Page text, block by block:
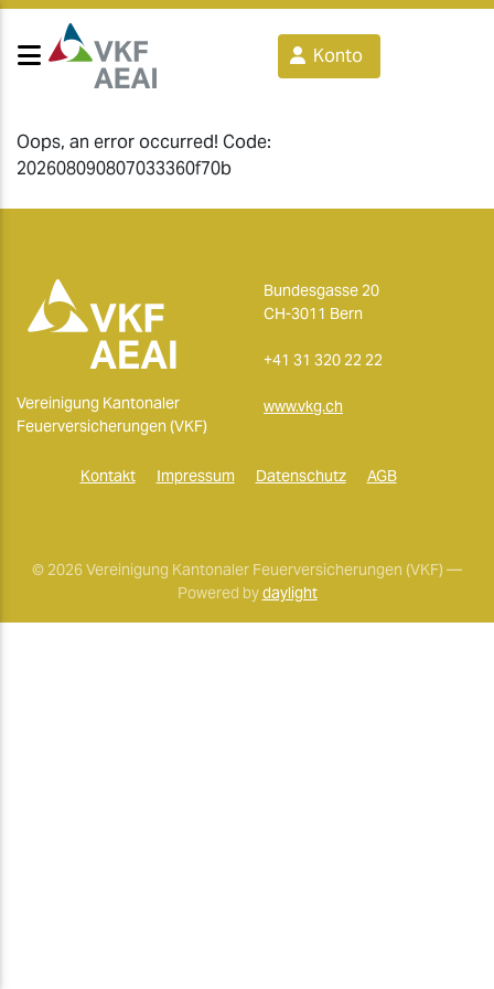
Konto
Oops, an error occurred! Code:
202608090807033360f70b
Vereinigung Kantonaler
Feuerversicherungen (VKF)
Bundesgasse 20
CH-3011 Bern
+41 31 320 22 22
www.vkg.ch
Kontakt Impressum Datenschutz AGB
© 2026 Vereinigung Kantonaler Feuerversicherungen (VKF) —
Powered bydaylight